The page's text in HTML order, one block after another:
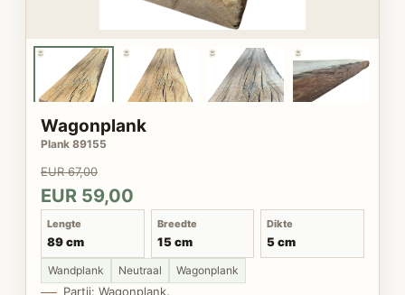
Wagonplank
Plank 89155
EUR 67,00
EUR 59,00
Lengte
89 cm
Breedte
15 cm
Dikte
5 cm
Wandplank Neutraal Wagonplank
Partij: Wagonplank.